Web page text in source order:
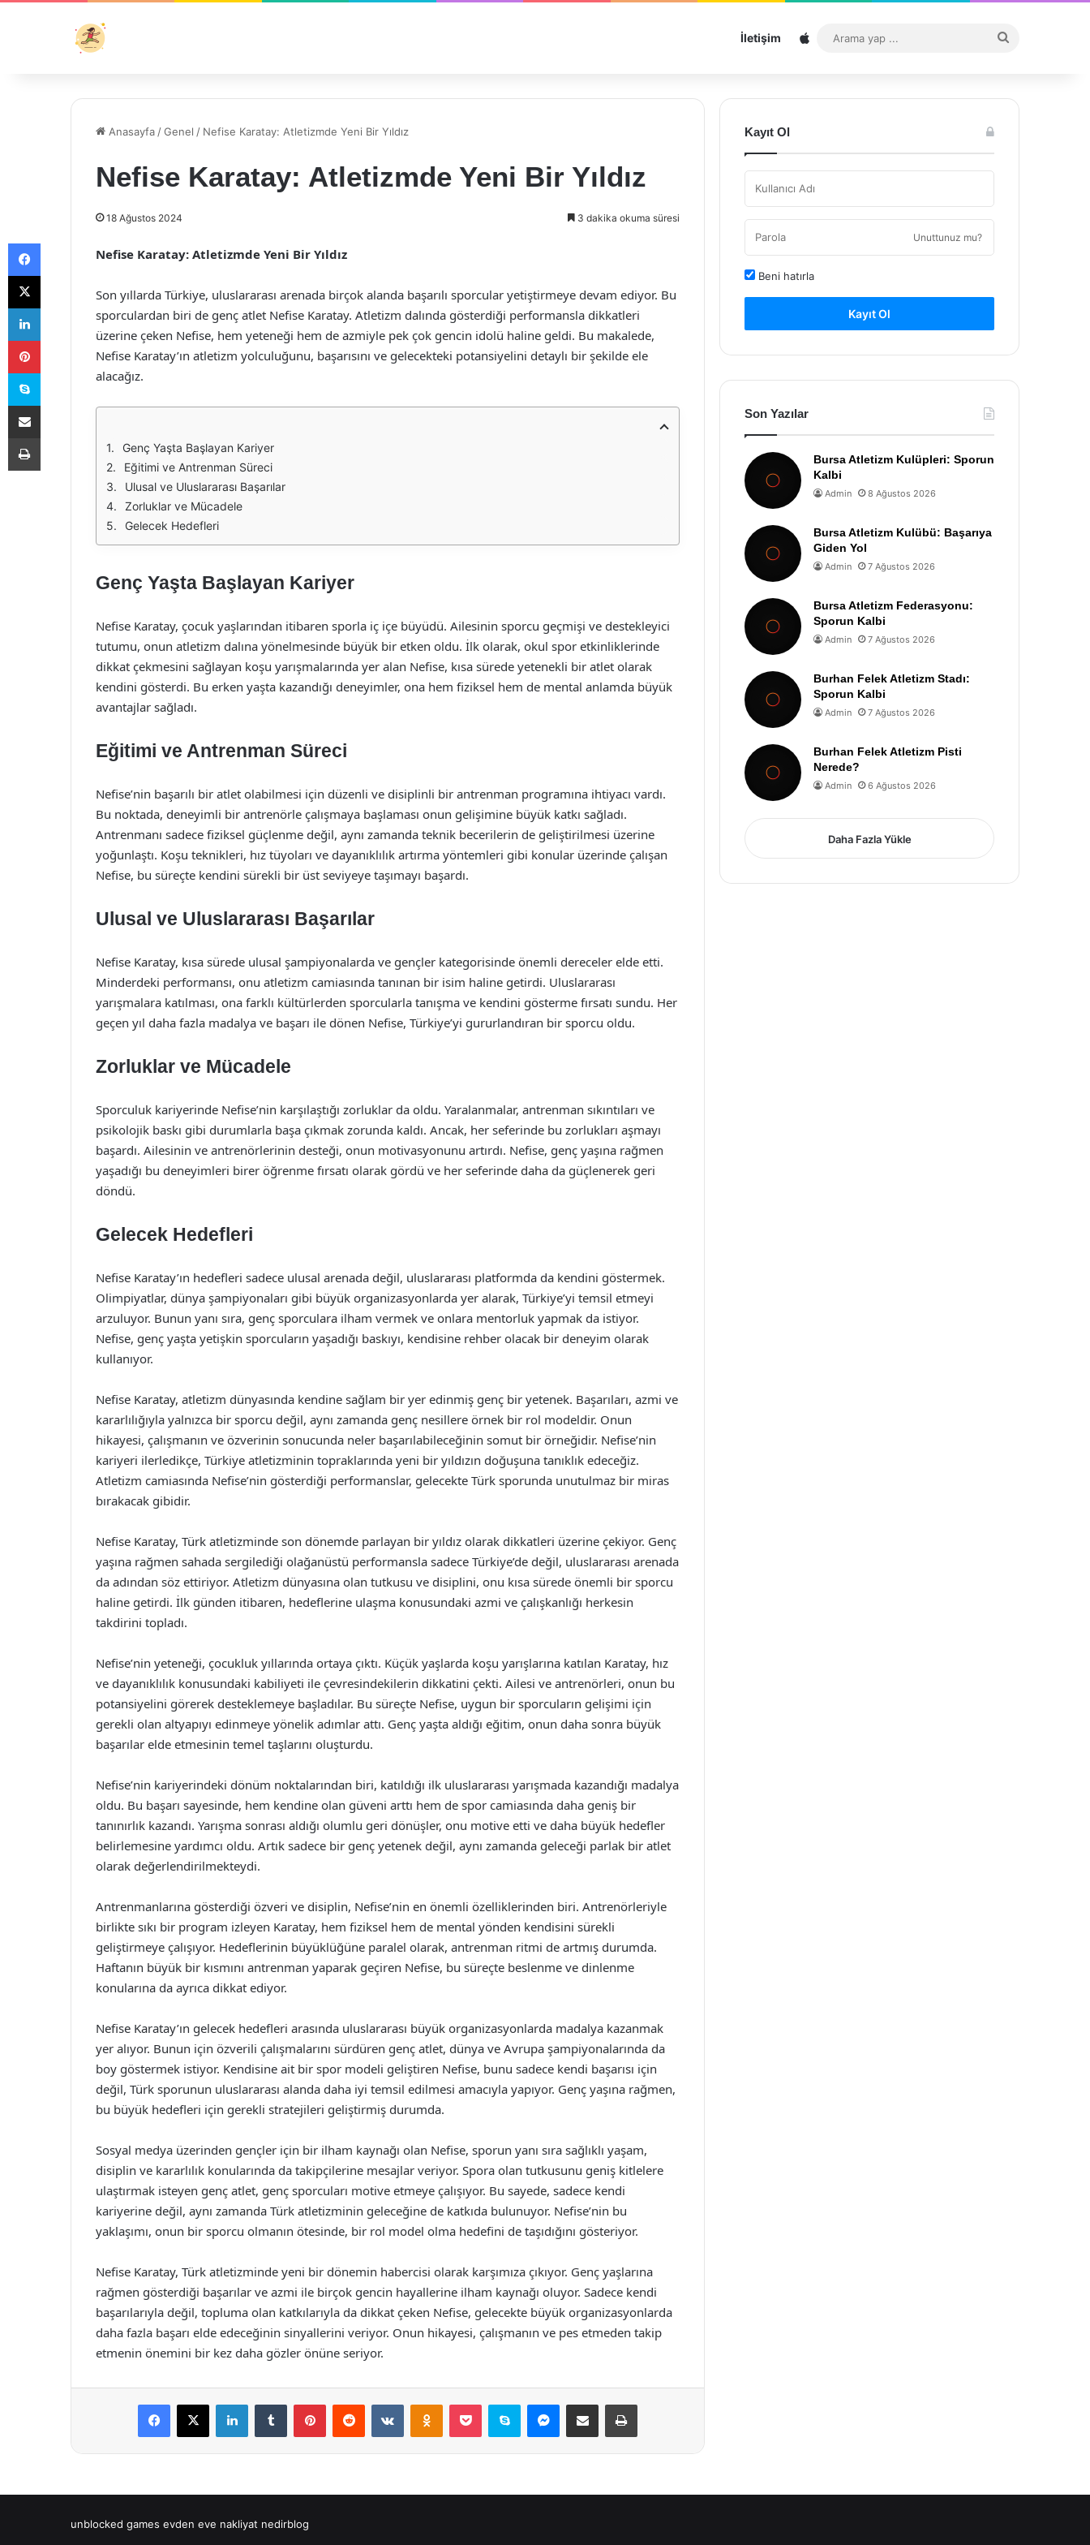
İletişim Sitemap
...
Anasayfa /Genel / Nefise Karatay: Atletizmde Yeni Bir Yıldız
Nefise Karatay: Atletizmde Yeni Bir Yıldız
18 Ağustos 2024 3 dakika okuma süresi
Nefise Karatay: Atletizmde Yeni Bir Yıldız
Son yıllarda Türkiye, uluslararası arenada birçok alanda başarılı sporcular yetiştirmeye devam ediyor. Bu
sporculardan biri de genç atlet Nefise Karatay. Atletizm dalında gösterdiği performansla dikkatleri
üzerine çeken Nefise, hem yeteneği hem de azmiyle pek çok gencin idolü haline geldi. Bu makalede,
Nefise Karatay’ın atletizm yolculuğunu, başarısını ve gelecekteki potansiyelini detaylı bir şekilde ele
alacağız.
Genç Yaşta Başlayan Kariyer
Eğitimi ve Antrenman Süreci
Ulusal ve Uluslararası Başarılar
Zorluklar ve Mücadele
Gelecek Hedefleri
Genç Yaşta Başlayan Kariyer
Nefise Karatay, çocuk yaşlarından itibaren sporla iç içe büyüdü. Ailesinin sporcu geçmişi ve destekleyici
tutumu, onun atletizm dalına yönelmesinde büyük bir etken oldu. İlk olarak, okul spor etkinliklerinde
dikkat çekmesini sağlayan koşu yarışmalarında yer alan Nefise, kısa sürede yetenekli bir atlet olarak
kendini gösterdi. Bu erken yaşta kazandığı deneyimler, ona hem fiziksel hem de mental anlamda büyük
avantajlar sağladı.
Eğitimi ve Antrenman Süreci
Nefise’nin başarılı bir atlet olabilmesi için düzenli ve disiplinli bir antrenman programına ihtiyacı vardı.
Bu noktada, deneyimli bir antrenörle çalışmaya başlaması onun gelişimine büyük katkı sağladı.
Antrenmanı sadece fiziksel güçlenme değil, aynı zamanda teknik becerilerin de geliştirilmesi üzerine
yoğunlaştı. Koşu teknikleri, hız tüyoları ve dayanıklılık artırma yöntemleri gibi konular üzerinde çalışan
Nefise, bu süreçte kendini sürekli bir üst seviyeye taşımayı başardı.
Ulusal ve Uluslararası Başarılar
Nefise Karatay, kısa sürede ulusal şampiyonalarda ve gençler kategorisinde önemli dereceler elde etti.
Minderdeki performansı, onu atletizm camiasında tanınan bir isim haline getirdi. Uluslararası
yarışmalara katılması, ona farklı kültürlerden sporcularla tanışma ve kendini gösterme fırsatı sundu. Her
geçen yıl daha fazla madalya ve başarı ile dönen Nefise, Türkiye’yi gururlandıran bir sporcu oldu.
Zorluklar ve Mücadele
Sporculuk kariyerinde Nefise’nin karşılaştığı zorluklar da oldu. Yaralanmalar, antrenman sıkıntıları ve
psikolojik baskı gibi durumlarla başa çıkmak zorunda kaldı. Ancak, her seferinde bu zorlukları aşmayı
başardı. Ailesinin ve antrenörlerinin desteği, onun motivasyonunu artırdı. Nefise, genç yaşına rağmen
yaşadığı bu deneyimleri birer öğrenme fırsatı olarak gördü ve her seferinde daha da güçlenerek geri
döndü.
Gelecek Hedefleri
Nefise Karatay’ın hedefleri sadece ulusal arenada değil, uluslararası platformda da kendini göstermek.
Olimpiyatlar, dünya şampiyonaları gibi büyük organizasyonlarda yer alarak, Türkiye’yi temsil etmeyi
arzuluyor. Bunun yanı sıra, genç sporculara ilham vermek ve onlara mentorluk yapmak da istiyor.
Nefise, genç yaşta yetişkin sporcuların yaşadığı baskıyı, kendisine rehber olacak bir deneyim olarak
kullanıyor.
Nefise Karatay, atletizm dünyasında kendine sağlam bir yer edinmiş genç bir yetenek. Başarıları, azmi ve
kararlılığıyla yalnızca bir sporcu değil, aynı zamanda genç nesillere örnek bir rol modeldir. Onun
hikayesi, çalışmanın ve özverinin sonucunda neler başarılabileceğinin somut bir örneğidir. Nefise’nin
kariyeri ilerledikçe, Türkiye atletizminin topraklarında yeni bir yıldızın doğuşuna tanıklık edeceğiz.
Atletizm camiasında Nefise’nin gösterdiği performanslar, gelecekte Türk sporunda unutulmaz bir miras
bırakacak gibidir.
Nefise Karatay, Türk atletizminde son dönemde parlayan bir yıldız olarak dikkatleri üzerine çekiyor. Genç
yaşına rağmen sahada sergilediği olağanüstü performansla sadece Türkiye’de değil, uluslararası arenada
da adından söz ettiriyor. Atletizm dünyasına olan tutkusu ve disiplini, onu kısa sürede önemli bir sporcu
haline getirdi. İlk günden itibaren, hedeflerine ulaşma konusundaki azmi ve çalışkanlığı herkesin
takdirini topladı.
Nefise’nin yeteneği, çocukluk yıllarında ortaya çıktı. Küçük yaşlarda koşu yarışlarına katılan Karatay, hız
ve dayanıklılık konusundaki kabiliyeti ile çevresindekilerin dikkatini çekti. Ailesi ve antrenörleri, onun bu
potansiyelini görerek desteklemeye başladılar. Bu süreçte Nefise, uygun bir sporcuların gelişimi için
gerekli olan altyapıyı edinmeye yönelik adımlar attı. Genç yaşta aldığı eğitim, onun daha sonra büyük
başarılar elde etmesinin temel taşlarını oluşturdu.
Nefise’nin kariyerindeki dönüm noktalarından biri, katıldığı ilk uluslararası yarışmada kazandığı madalya
oldu. Bu başarı sayesinde, hem kendine olan güveni arttı hem de spor camiasında daha geniş bir
tanınırlık kazandı. Yarışma sonrası aldığı olumlu geri dönüşler, onu motive etti ve daha büyük hedefler
belirlemesine yardımcı oldu. Artık sadece bir genç yetenek değil, aynı zamanda geleceği parlak bir atlet
olarak değerlendirilmekteydi.
Antrenmanlarına gösterdiği özveri ve disiplin, Nefise’nin en önemli özelliklerinden biri. Antrenörleriyle
birlikte sıkı bir program izleyen Karatay, hem fiziksel hem de mental yönden kendisini sürekli
geliştirmeye çalışıyor. Hedeflerinin büyüklüğüne paralel olarak, antrenman ritmi de artmış durumda.
Haftanın büyük bir kısmını antrenman yaparak geçiren Nefise, bu süreçte beslenme ve dinlenme
konularına da ayrıca dikkat ediyor.
Nefise Karatay’ın gelecek hedefleri arasında uluslararası büyük organizasyonlarda madalya kazanmak
yer alıyor. Bunun için özverili çalışmalarını sürdüren genç atlet, dünya ve Avrupa şampiyonalarında da
boy göstermek istiyor. Kendisine ait bir spor modeli geliştiren Nefise, bunu sadece kendi başarısı için
değil, Türk sporunun uluslararası alanda daha iyi temsil edilmesi amacıyla yapıyor. Genç yaşına rağmen,
bu büyük hedefleri için gerekli stratejileri geliştirmiş durumda.
Sosyal medya üzerinden gençler için bir ilham kaynağı olan Nefise, sporun yanı sıra sağlıklı yaşam,
disiplin ve kararlılık konularında da takipçilerine mesajlar veriyor. Spora olan tutkusunu geniş kitlelere
ulaştırmak isteyen genç atlet, genç sporcuları motive etmeye çalışıyor. Bu sayede, sadece kendi
kariyerine değil, aynı zamanda Türk atletizminin geleceğine de katkıda bulunuyor. Nefise’nin bu
yaklaşımı, onun bir sporcu olmanın ötesinde, bir rol model olma hedefini de taşıdığını gösteriyor.
Nefise Karatay, Türk atletizminde yeni bir dönemin habercisi olarak karşımıza çıkıyor. Genç yaşlarına
rağmen gösterdiği başarılar ve azmi ile birçok gencin hayallerine ilham kaynağı oluyor. Sadece kendi
başarılarıyla değil, topluma olan katkılarıyla da dikkat çeken Nefise, gelecekte büyük organizasyonlarda
daha fazla başarı elde edeceğinin sinyallerini veriyor. Onun hikayesi, çalışmanın ve pes etmeden takip
etmenin önemini bir kez daha gözler önüne seriyor.
Facebook
X LinkedInTumblr PinterestReddit VKontakteOdnoklassniki
Pocket Skype Messenger
E-Posta ile paylaş Yazdır
Kayıt Ol
Unuttunuz mu?
Beni hatırla
Kayıt Ol
Son Yazılar
Bursa Atletizm Kulüpleri: Sporun
Kalbi
Admin 8 Ağustos 2026
Bursa Atletizm Kulübü: Başarıya
Giden Yol
Admin 7 Ağustos 2026
Bursa Atletizm Federasyonu:
Sporun Kalbi
Admin 7 Ağustos 2026
Burhan Felek Atletizm Stadı:
Sporun Kalbi
Admin 7 Ağustos 2026
Burhan Felek Atletizm Pisti
Nerede?
Admin 6 Ağustos 2026
Daha Fazla Yükle
unblocked games evden eve nakliyat nedirblog
Facebook
X
LinkedIn
Pinterest
Skype
E-Posta ile paylaş